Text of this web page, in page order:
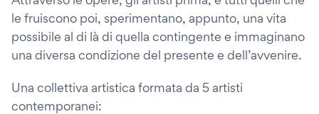
le fruiscono poi, sperimentano, appunto, una vita
possibile al di là di quella contingente e immaginano
una diversa condizione del presente e dell’avvenire.
Una collettiva artistica formata da 5 artisti
contemporanei: